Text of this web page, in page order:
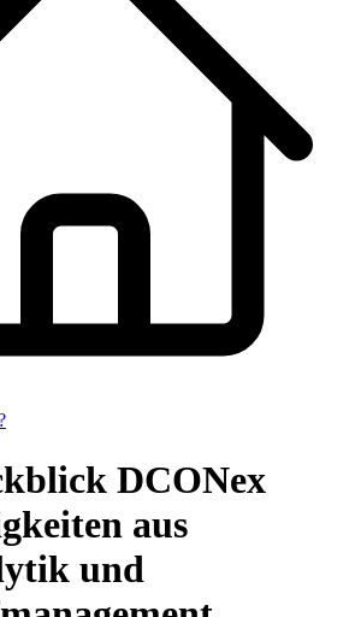
DCONex
aus
und